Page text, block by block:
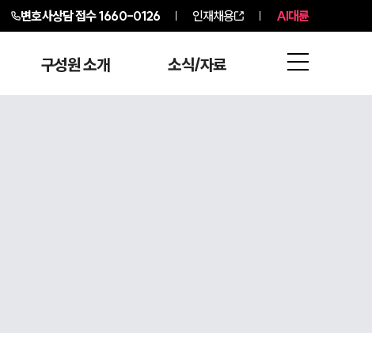
변호사상담 접수1660-0126 인재채용 AI대륜
구성원 소개 소식/자료